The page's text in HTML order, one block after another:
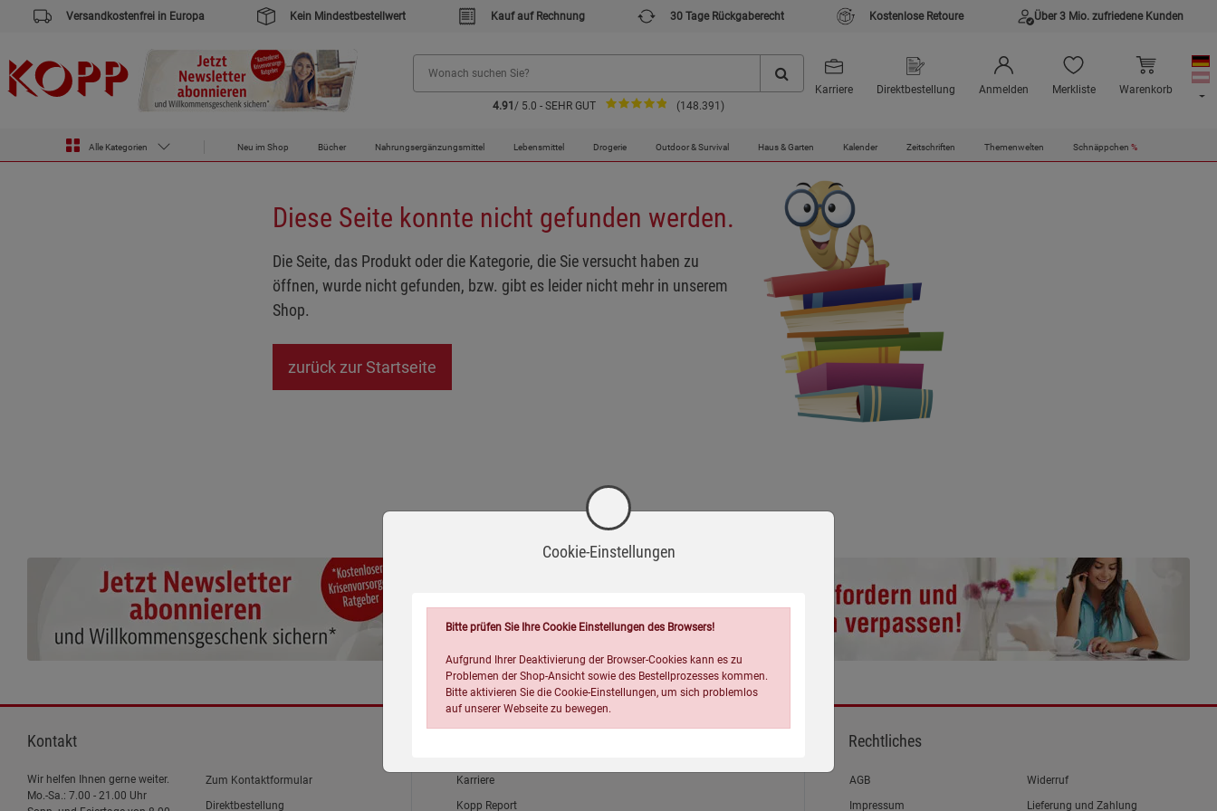
Versandkostenfrei in Europa Kein Mindestbestellwert Kauf auf Rechnung 30 Tage Rückgaberecht Kostenlose Retoure Über 3 Mio. zufriedene Kunden
4.91 / 5.0 - SEHR GUT (148.391)
Karriere Direktbestellung Anmelden Merkliste Warenkorb
Alle Kategorien Neu im Shop Bücher Nahrungsergänzungsmittel Lebensmittel Drogerie Outdoor & Survival Haus & Garten Kalender Zeitschriften Themenwelten Schnäppchen %
Startseite Uppps... Sie sind weitergeleitet worden !
Diese Seite konnte nicht gefunden werden.
Die Seite, das Produkt oder die Kategorie, die Sie versucht haben zu
öffnen, wurde nicht gefunden, bzw. gibt es leider nicht mehr in unserem
Shop.
zurück zur Startseite
Kontakt
Wir helfen Ihnen gerne weiter.
Mo.-Sa.: 7.00 - 21.00 Uhr
Zum Kontaktformular
Direktbestellung
Karriere
Kopp Report
Rechtliches
Link zum/zur
AGB
Link zum/zur
Impressum
Widerruf
Lieferung und Zahlung
Cookie-Einstellungen
Bitte prüfen Sie Ihre Cookie Einstellungen des Browsers!
Aufgrund Ihrer Deaktivierung der Browser-Cookies kann es zu
Problemen der Shop-Ansicht sowie des Bestellprozesses kommen.
Bitte aktivieren Sie die Cookie-Einstellungen, um sich problemlos
auf unserer Webseite zu bewegen.